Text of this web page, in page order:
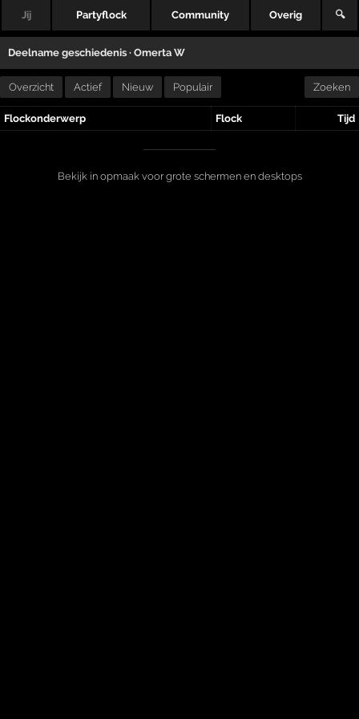
Jij Partyflock Community Overig 🔍
Deelname geschiedenis ·Omerta W
Overzicht Actief Nieuw Populair Zoeken
Flockonderwerp Flock Tijd
Bekijk in opmaak voor grote schermen en desktops